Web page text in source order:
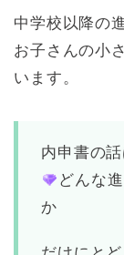
中学校以降の
お子さんの小
います。
内申書の
どんな
か